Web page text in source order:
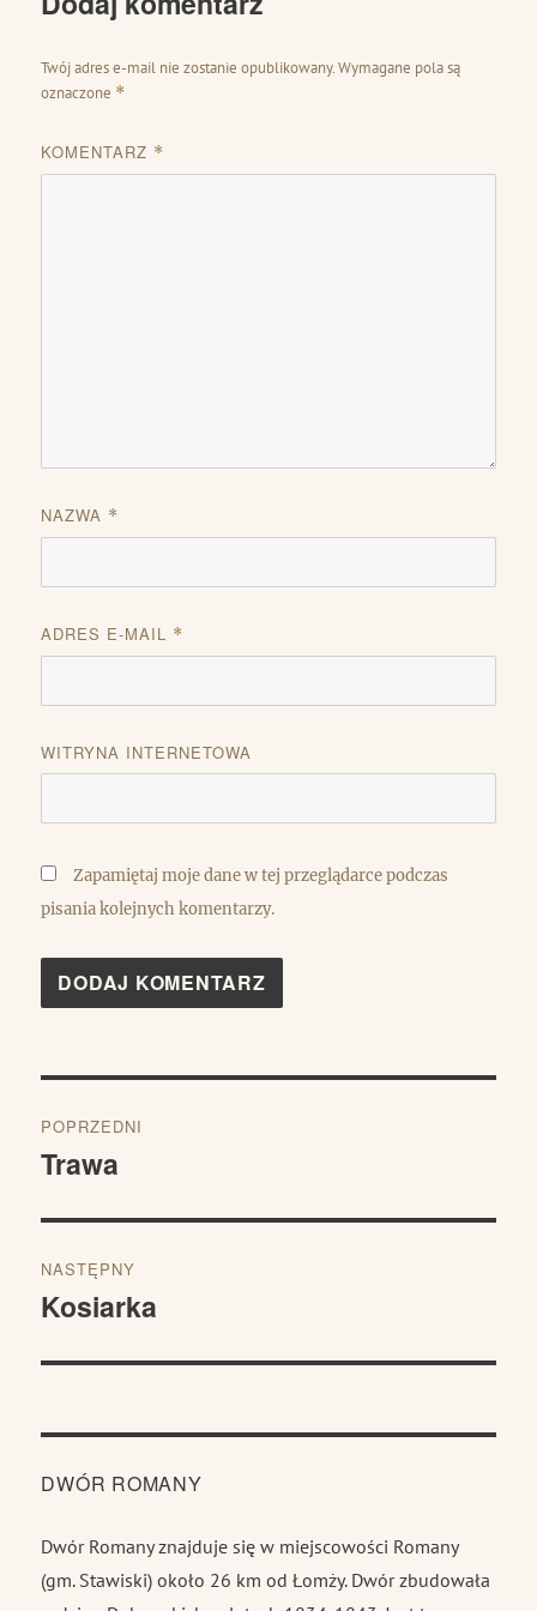
Twój adres e-mail nie zostanie opublikowany. Wymagane pola są
oznaczone *
KOMENTARZ *
NAZWA *
ADRES E-MAIL *
WITRYNA INTERNETOWA
Zapamiętaj moje dane w tej przeglądarce podczas
pisania kolejnych komentarzy.
wpisu
POPRZEDNI
Poprzedni
Trawa
NASTĘPNY
Następny
Kosiarka
DWÓR ROMANY
Dwór Romany znajduje się w miejscowości Romany
(gm. Stawiski) około 26 km od Łomży. Dwór zbudowała